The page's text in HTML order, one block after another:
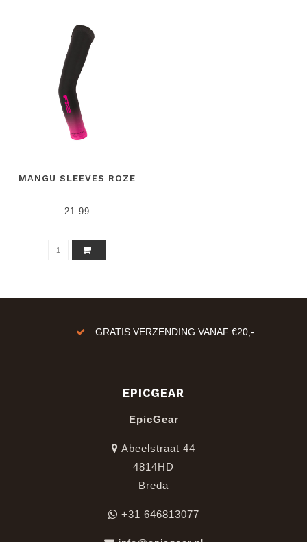
MANGU SLEEVES ROZE
21.99
GRATIS VERZENDING VANAF €20,-
EPICGEAR
EpicGear
Abeelstraat 44
4814HD
Breda
+31 646813077